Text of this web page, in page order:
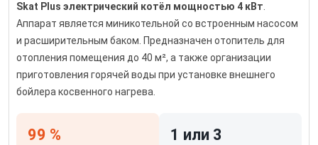
Skat Plus электрический котёл мощностью 4 кВт
Аппарат является миникотельной со встроенным насосом
и расширительным баком. Предназначен отопитель для
отопления помещения до 40 м², а также организации
приготовления горячей воды при установке внешнего
бойлера косвенного нагрева.
99 % 1 или 3